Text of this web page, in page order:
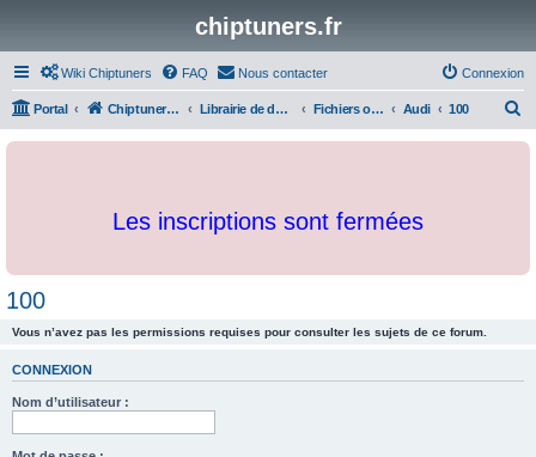
chiptuners.fr
Wiki Chiptuners FAQ Nous contacter Connexion
Portal Chiptuners.fr Librairie de documents et originaux Fichiers originaux Audi 100
c
Les inscriptions sont fermées
100
Vous n’avez pas les permissions requises pour consulter les sujets de ce forum.
CONNEXION
Nom d’utilisateur :